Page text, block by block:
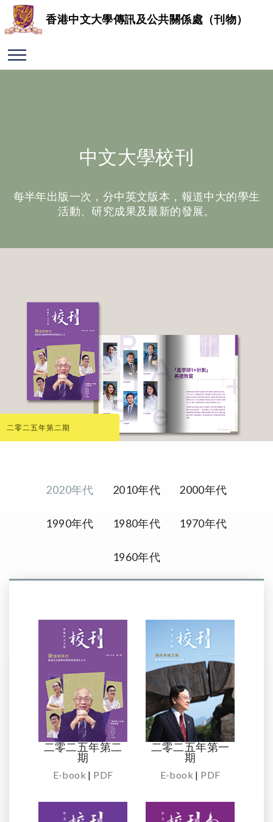
香港中文大學傳訊及公共關係處（刊物）
中文大學校刊
每半年出版一次，分中英文版本，報道中大的學生
活動、研究成果及最新的發展。
二零二五年第二期
2020年代 2010年代 2000年代
1990年代 1980年代 1970年代
1960年代
二零二五年第二
期
E-book | PDF
二零二五年第一
期
E-book | PDF